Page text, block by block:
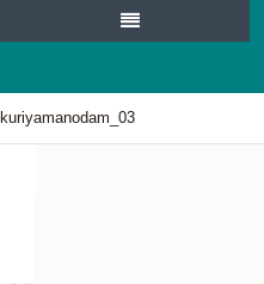
kuriyamanodam_03